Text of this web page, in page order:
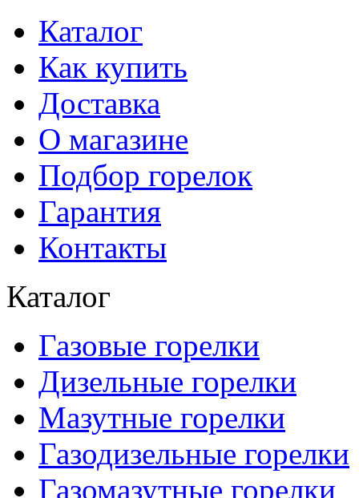
Каталог
Как купить
Доставка
О магазине
Подбор горелок
Гарантия
Контакты
Каталог
Газовые горелки
Дизельные горелки
Мазутные горелки
Газодизельные горелки
Газомазутные горелки